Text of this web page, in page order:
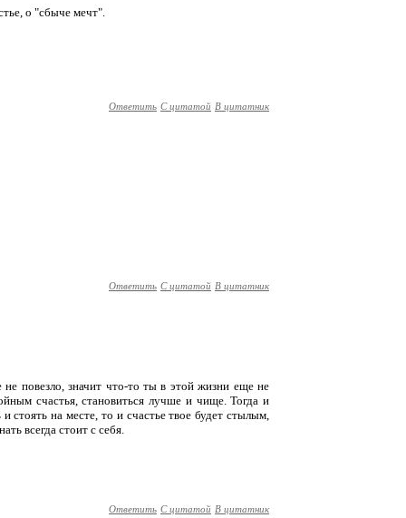
о "сбыче мечт".
Ответить С цитатой В цитатник
Ответить С цитатой В цитатник
повезло, значит что-то ты в этой жизни еще не
счастья, становиться лучше и чище. Тогда и
стоять на месте, то и счастье твое будет стылым,
всегда стоит с себя.
Ответить С цитатой В цитатник